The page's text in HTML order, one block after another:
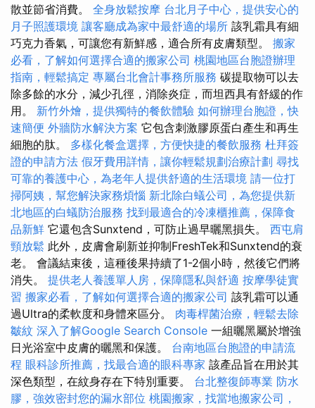
散並節省消費。 全身放鬆按摩 台北月子中心，提供安心的
月子照護環境 讓客廳成為家中最舒適的場所 該乳霜具有細
巧克力香氣，可讓您有新鮮感，適合所有皮膚類型。 搬家
必看，了解如何選擇合適的搬家公司 桃園地區台胞證辦理
指南，輕鬆搞定 專屬台北會計事務所服務 碳提取物可以去
除多餘的水分，減少孔徑，消除炎症，而坦西具有舒緩的作
用。 新竹外燴，提供獨特的餐飲體驗 如何辦理台胞證，快
速簡便 外牆防水解決方案 它包含刺激膠原蛋白產生和再生
細胞的肽。 多樣化餐盒選擇，方便快捷的餐飲服務 杜拜簽
證的申請方法 假牙費用詳情，讓你輕鬆規劃治療計劃 尋找
可靠的養護中心，為老年人提供舒適的生活環境 請一位打
掃阿姨，幫您解決家務煩惱 新北除白蟻公司，為您提供新
北地區的白蟻防治服務 找到最適合的冷凍櫃推薦，保障食
品新鮮 它還包含Sunxtend，可防止過早曬黑損失。 西屯肩
頸放鬆 此外，皮膚會刷新並抑制FreshTek和Sunxtend的衰
老。 會議結束後，這種後果持續了1-2個小時，然後它們將
消失。 提供老人養護單人房，保障隱私與舒適 按摩學徒實
習 搬家必看，了解如何選擇合適的搬家公司 該乳霜可以通
過Ultra的柔軟度和身體來區分。 肉毒桿菌治療，輕鬆去除
皺紋 深入了解Google Search Console 一組曬黑屬於增強
日光浴室中皮膚的曬黑和保護。 台南地區台胞證的申請流
程 眼科診所推薦，找最合適的眼科專家 該產品旨在用於其
深色類型，在紋身存在下特別重要。 台北整復師專業 防水
膠，強效密封您的漏水部位 桃園搬家，找當地搬家公司，